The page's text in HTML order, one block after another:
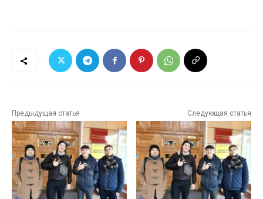
Предыдущая статья Следующая статья